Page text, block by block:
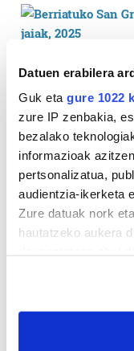
Datuen erabilera
Guk eta gure 1022
zure IP zenbakia,
bezalako
informazioak
pertsonalizatua,
audientzia-ikerketa
Zure datuak nork
hautatzeko aukera
If you allow, we
Collect